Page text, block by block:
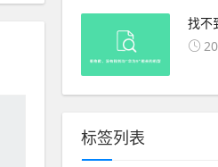
找不
标签列表